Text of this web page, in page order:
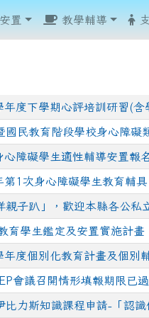
度下學期心評培訓研習(含
國民教育階段學校身心障礙
心障礙學生適性輔導安置報
1次身心障礙學生教育輔
親子趴」，歡迎本縣各公私
育學生鑑定及安置實施計畫
度個別化教育計畫及個別
會議召開情形填報期限已
比力斯知識課程申請-「認識
置 教學輔導